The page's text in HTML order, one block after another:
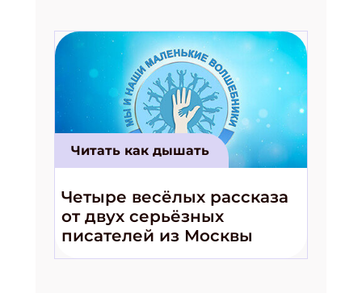
Читать как дышать
Четыре весёлых рассказа
от двух серьёзных
писателей из Москвы